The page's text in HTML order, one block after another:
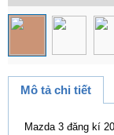
Mô tả chi tiết
Mazda 3 đăng kí